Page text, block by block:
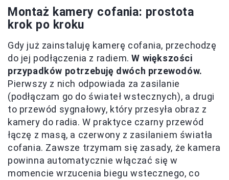
Montaż kamery cofania: prostota
krok po kroku
Gdy już zainstaluję kamerę cofania, przechodzę
do jej podłączenia z radiem.W większości
przypadków potrzebuję dwóch przewodów.
Pierwszy z nich odpowiada za zasilanie
(podłączam go do świateł wstecznych), a drugi
to przewód sygnałowy, który przesyła obraz z
kamery do radia. W praktyce czarny przewód
łączę z masą, a czerwony z zasilaniem światła
cofania. Zawsze trzymam się zasady, że kamera
powinna automatycznie włączać się w
momencie wrzucenia biegu wstecznego, co